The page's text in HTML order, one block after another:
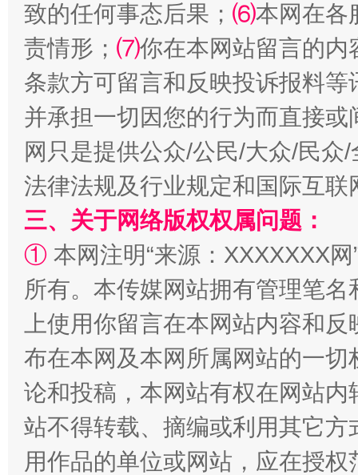
全民健身五年计划来了！等你上场
阿坝州三大球赛在茂县开幕 规模
致的任何事态后果； ⑹本网在各
责情形； ⑺你在本网站留言的内
条款方可留言和反映投诉报料
并承担一切因您的行为而直接
网只是提供公众/公民/大众/民
法律法规及行业规定和国际互
三、关于网络版权权属问题：
① 本网注明“来源：XXXXXXX
所有。本传媒网站拥有管理笔
上使用你留言在本网站内容和
布在本网及本网所属网站的一
论和投稿，本网站有权在网站
站不得转载、摘编或利用其它
用作品的单位或网站，应在授